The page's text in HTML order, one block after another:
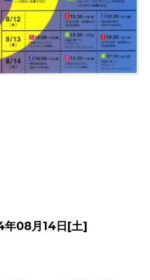
08月14日[土]